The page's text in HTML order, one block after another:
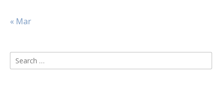
« Mar
Search
for: